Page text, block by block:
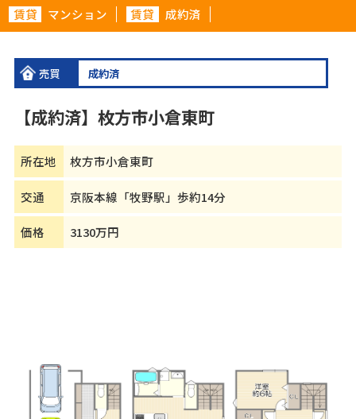
賃貸
マンション 賃貸 成約済
売買 成約済
【成約済】枚方市小倉東町
所在地 枚方市小倉東町
交通 京阪本線「牧野駅」歩約14分
価格 3130万円